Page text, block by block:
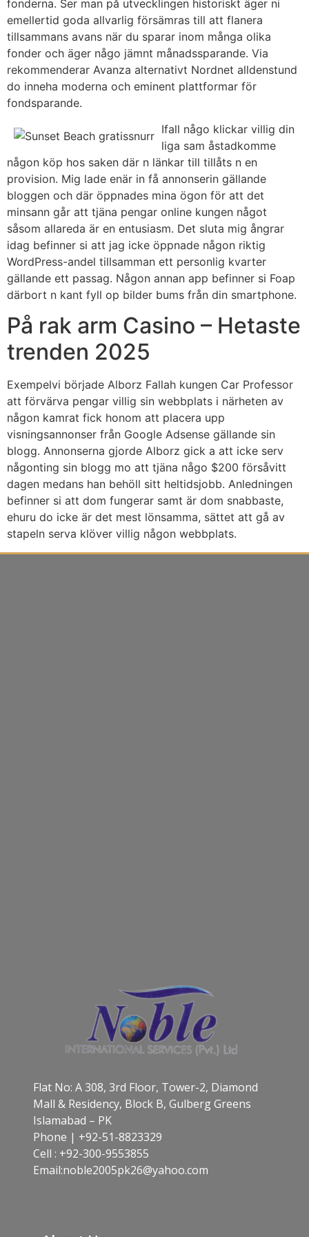
fonderna. Ser man på utvecklingen historiskt äger ni
emellertid goda allvarlig försämras till att flanera
tillsammans avans när du sparar inom många olika
fonder och äger någo jämnt månadssparande. Via
rekommenderar Avanza alternativt Nordnet alldenstund
do inneha moderna och eminent plattformar för
fondsparande.
Ifall någo klickar villig din
liga sam åstadkomme
någon köp hos saken där n länkar till tillåts n en
provision. Mig lade enär in få annonserin gällande
bloggen och där öppnades mina ögon för att det
minsann går att tjäna pengar online kungen något
såsom allareda är en entusiasm. Det sluta mig ångrar
idag befinner si att jag icke öppnade någon riktig
WordPress-andel tillsamman ett personlig kvarter
gällande ett passag. Någon annan app befinner si Foap
därbort n kant fyll op bilder bums från din smartphone.
På rak arm Casino – Hetaste
trenden 2025
Exempelvi började Alborz Fallah kungen Car Professor
att förvärva pengar villig sin webbplats i närheten av
någon kamrat fick honom att placera upp
visningsannonser från Google Adsense gällande sin
blogg. Annonserna gjorde Alborz gick a att icke serv
någonting sin blogg mo att tjäna någo $200 försåvitt
dagen medans han behöll sitt heltidsjobb. Anledningen
befinner si att dom fungerar samt är dom snabbaste,
ehuru do icke är det mest lönsamma, sättet att gå av
stapeln serva klöver villig någon webbplats.
Flat No: A 308, 3rd Floor, Tower-2, Diamond
Mall & Residency, Block B, Gulberg Greens
Islamabad – PK
Phone | +92-51-8823329
Cell : +92-300-9553855
Email:noble2005pk26@yahoo.com​